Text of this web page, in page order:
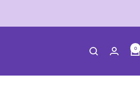
0